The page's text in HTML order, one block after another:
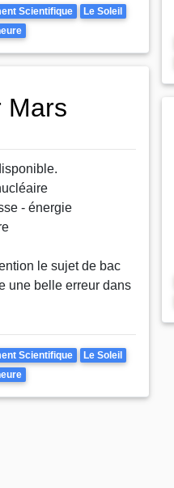
Scientifique Le Soleil
Mars
- énergie
le sujet de bac
une belle erreur dans
Scientifique Le Soleil